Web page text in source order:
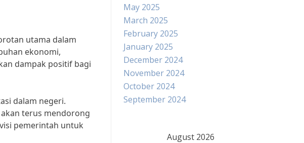
utama dalam
ekonomi,
dampak positif bagi
dalam negeri.
terus mendorong
pemerintah untuk
May 2025
March 2025
February 2025
January 2025
December 2024
November 2024
October 2024
September 2024
August 2026